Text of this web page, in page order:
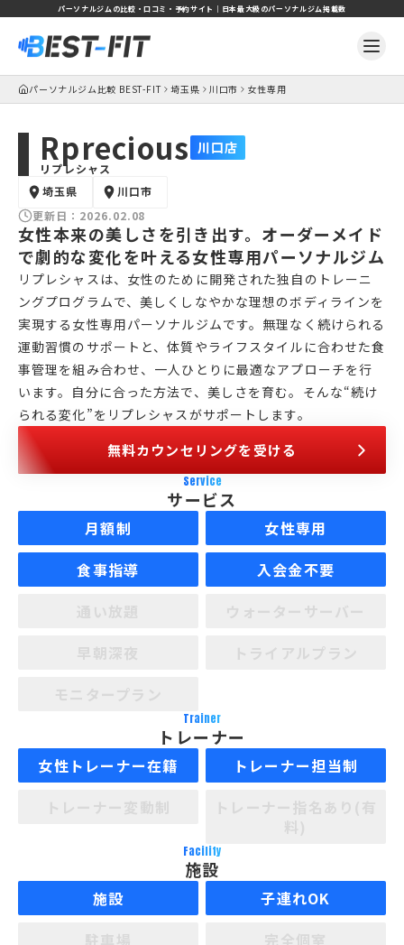
パーソナルジムの比較・口コミ・予約サイト｜日本最大級のパーソナルジム掲載数
パーソナルジム比較 BEST-FIT 埼玉県 川口市 女性専用
Rprecious 川口店
リプレシャス
埼玉県
川口市
更新日： 2026.02.08
女性本来の美しさを引き出す。オーダーメイド
で劇的な変化を叶える女性専用パーソナルジム
リプレシャスは、女性のために開発された独自のトレーニ
ングプログラムで、美しくしなやかな理想のボディラインを
実現する女性専用パーソナルジムです。無理なく続けられる
運動習慣のサポートと、体質やライフスタイルに合わせた食
事管理を組み合わせ、一人ひとりに最適なアプローチを行
います。自分に合った方法で、美しさを育む。そんな“続け
られる変化”をリプレシャスがサポートします。
無料カウンセリングを受ける
Service
サービス
月額制
女性専用
食事指導
入会金不要
Trainer
トレーナー
女性トレーナー在籍
トレーナー担当制
Facility
施設
施設
子連れOK